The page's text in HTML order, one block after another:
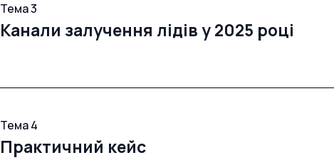
— Як тестувати й швидко адаптувати офер під зміни на
Тема 3
Канали залучення лідів у 2025 році
Тема 4
Практичний кейс